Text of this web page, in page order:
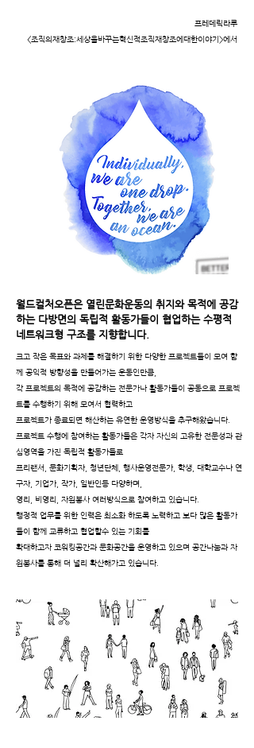
크고 작은 목표와 과제를 해결하기 위한 다양한 프로젝트들이 모여 함
께 공익적 방향성을 만들어가는 운동인만큼,
각 프로젝트의 목적에 공감하는 전문가나 활동가들이 공동으로 프로젝
트를 수행하기 위해 모여서 협력하고
프로젝트가 종료되면 해산하는 유연한 운영방식을 추구해왔습니다.
프로젝트 수행에 참여하는 활동가들은 각자 자신의 고유한 전문성과 관
심영역을 가진 독립적 활동가들로
프리랜서, 문화기획자, 청년단체, 행사운영전문가, 학생, 대학교수나 연
구자, 기업가, 작가, 일반인등 다양하며,
영리, 비영리, 자원봉사 여러방식으로 참여하고 있습니다.
행정적 업무를 위한 인력은 최소화 하도록 노력하고 보다 많은 활동가
들이 함께 교류하고 협업할수 있는 기회를
확대하고자 코워킹공간과 문화공간을 운영하고 있으며 공간나눔과 자
원봉사를 통해 더 널리 확산해가고 있습니다.
프레데릭라루
<조직의재창조:세상을바꾸는혁신적조직재창조에대한이야기>에서
월드컬처오픈은 열린문화운동의 취지와 목적에 공감
하는 다방면의 독립적 활동가들이 협업하는 수평적
네트워크형 구조를 지향합니다.